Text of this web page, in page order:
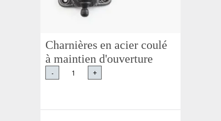
Charnières en acier coulé
à maintien d'ouverture
- +